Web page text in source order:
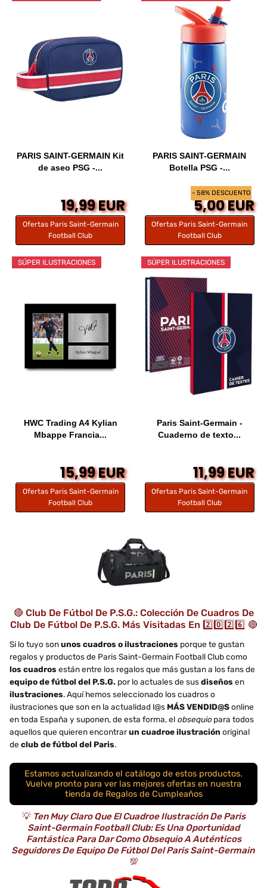
PARIS SAINT-GERMAIN Kit
de aseo PSG -...
19,99 EUR
Ofertas Paris Saint-Germain
Football Club
- 58% DESCUENTO
PARIS SAINT-GERMAIN
Botella PSG -...
5,00 EUR
Ofertas Paris Saint-Germain
Football Club
SÚPER ILUSTRACIONES
HWC Trading A4 Kylian
Mbappe Francia...
15,99 EUR
Ofertas Paris Saint-Germain
Football Club
SÚPER ILUSTRACIONES
Paris Saint-Germain -
Cuaderno de texto...
11,99 EUR
Ofertas Paris Saint-Germain
Football Club
🔴 Club De Fútbol De P.S.G.: Colección De Cuadros De
Club De Fútbol De P.S.G. Más Visitadas En 2️⃣0️⃣2️⃣6️⃣ 🔴
Si lo tuyo sonunos cuadros o ilustraciones porque te gustan
regalos y productos de Paris Saint-Germain Football Club como
los cuadros están entre los regalos que más gustan a los fans de
equipo de fútbol del P.S.G. por lo actuales de susdiseños en
ilustraciones. Aquí hemos seleccionado los cuadros o
ilustraciones que son en la actualidad l@s MÁS VENDID@Sonline
en toda España y suponen, de esta forma, el obsequiopara todos
aquellos que quieren encontrarun cuadroe ilustración original
de club de fútbol del Paris.
Estamos actualizando el catálogo de estos productos.
Vuelve pronto para ver las mejores ofertas en nuestra
tienda de Regalos de Cumpleaños
💡Ten Muy Claro Que El Cuadroe Ilustración De Paris
Saint-Germain Football Club: Es Una Oportunidad
Fantástica Para Dar Como Obsequio A Auténticos
Seguidores De Equipo De Fútbol Del Paris Saint-Germain
💯